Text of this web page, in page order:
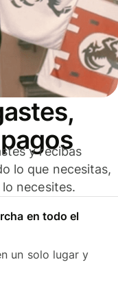
y recibas
lo que necesitas,
necesites.
en todo el
un solo lugar y